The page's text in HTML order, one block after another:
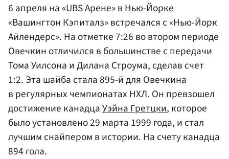
6 апреля на «UBS Арене» в Нью-Йорке
«Вашингтон Кэпиталз» встречался с «Нью-Йорк
Айлендерс». На отметке 7:26 во втором периоде
Овечкин отличился в большинстве с передачи
Тома Уилсона и Дилана Строума, сделав счет
1:2. Эта шайба стала 895-й для Овечкина
в регулярных чемпионатах НХЛ. Он превзошел
достижение канадцаУэйна Гретцки, которое
было установлено 29 марта 1999 года, и стал
лучшим снайпером в истории. На счету канадца
894 гола.